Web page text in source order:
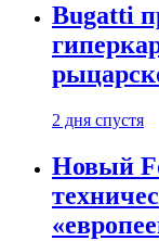
Bugatti
2 дня спустя
Новый